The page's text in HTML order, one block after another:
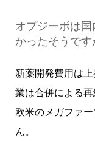
オプジーボは
かったそうです
新薬開発費用は
業は合併による再
欧米のメガファ
ん。